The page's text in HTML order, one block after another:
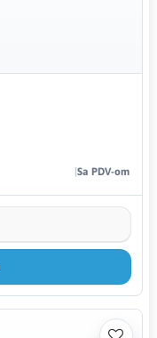
Sa PDV-om